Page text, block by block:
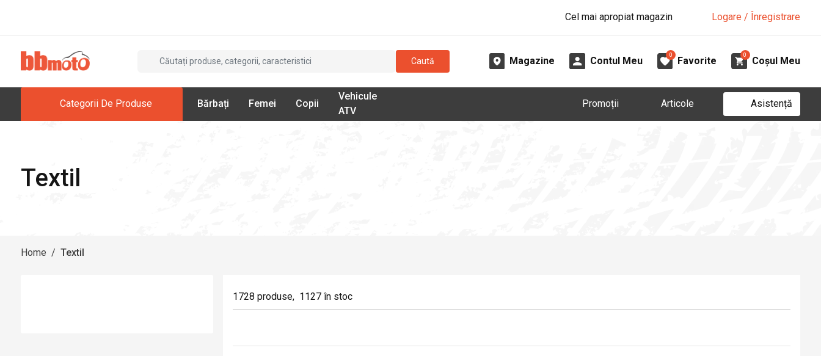
Cel mai apropiat magazin Logare / Înregistrare
Caută Magazine Contul Meu
0
Favorite
0
Coșul Meu
Categorii De Produse Bărbați Femei Copii
Vehicule
ATV
Promoții Articole Asistență
Textil
Home / Textil
1728 produse, 1127 în stoc